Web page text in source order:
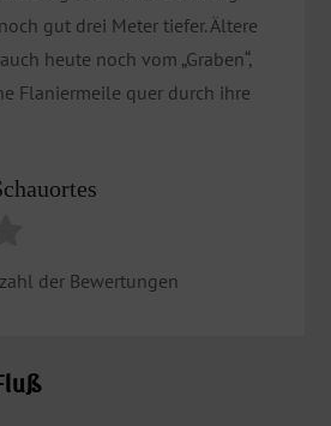
gut drei Meter tiefer. Ältere
heute noch vom „Graben“,
Flaniermeile quer durch ihre
der Bewertungen